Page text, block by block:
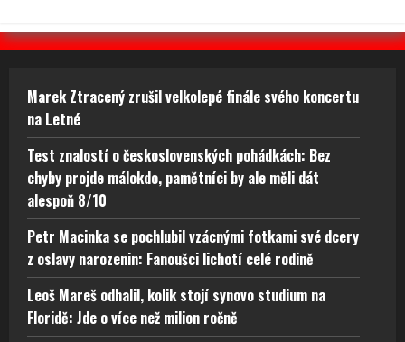
Marek Ztracený zrušil velkolepé finále svého koncertu
na Letné
Test znalostí o československých pohádkách: Bez
chyby projde málokdo, pamětníci by ale měli dát
alespoň 8/10
Petr Macinka se pochlubil vzácnými fotkami své dcery
z oslavy narozenin: Fanoušci lichotí celé rodině
Leoš Mareš odhalil, kolik stojí synovo studium na
Floridě: Jde o více než milion ročně